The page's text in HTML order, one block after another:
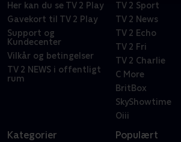
Her kan du se TV 2 Play
Gavekort til TV 2 Play
Support og
Kundecenter
Vilkår og betingelser
TV 2 NEWS i offentligt
rum
TV 2 Sport
TV 2 News
TV 2 Echo
TV 2 Fri
TV 2 Charlie
C More
BritBox
SkyShowtime
Oiii
Kategorier Populært